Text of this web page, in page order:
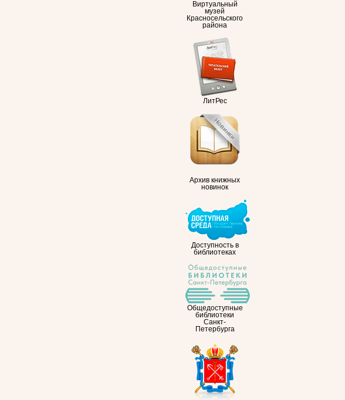
Виртуальный
музей
Красносельского
района
ЛитРес
Архив книжных
новинок
Доступность в
библиотеках
Общедоступные
библиотеки
Санкт-
Петербурга